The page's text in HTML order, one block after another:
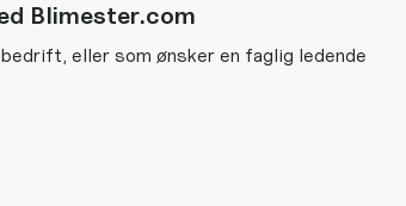
Blimester.com
eller som ønsker en faglig ledende